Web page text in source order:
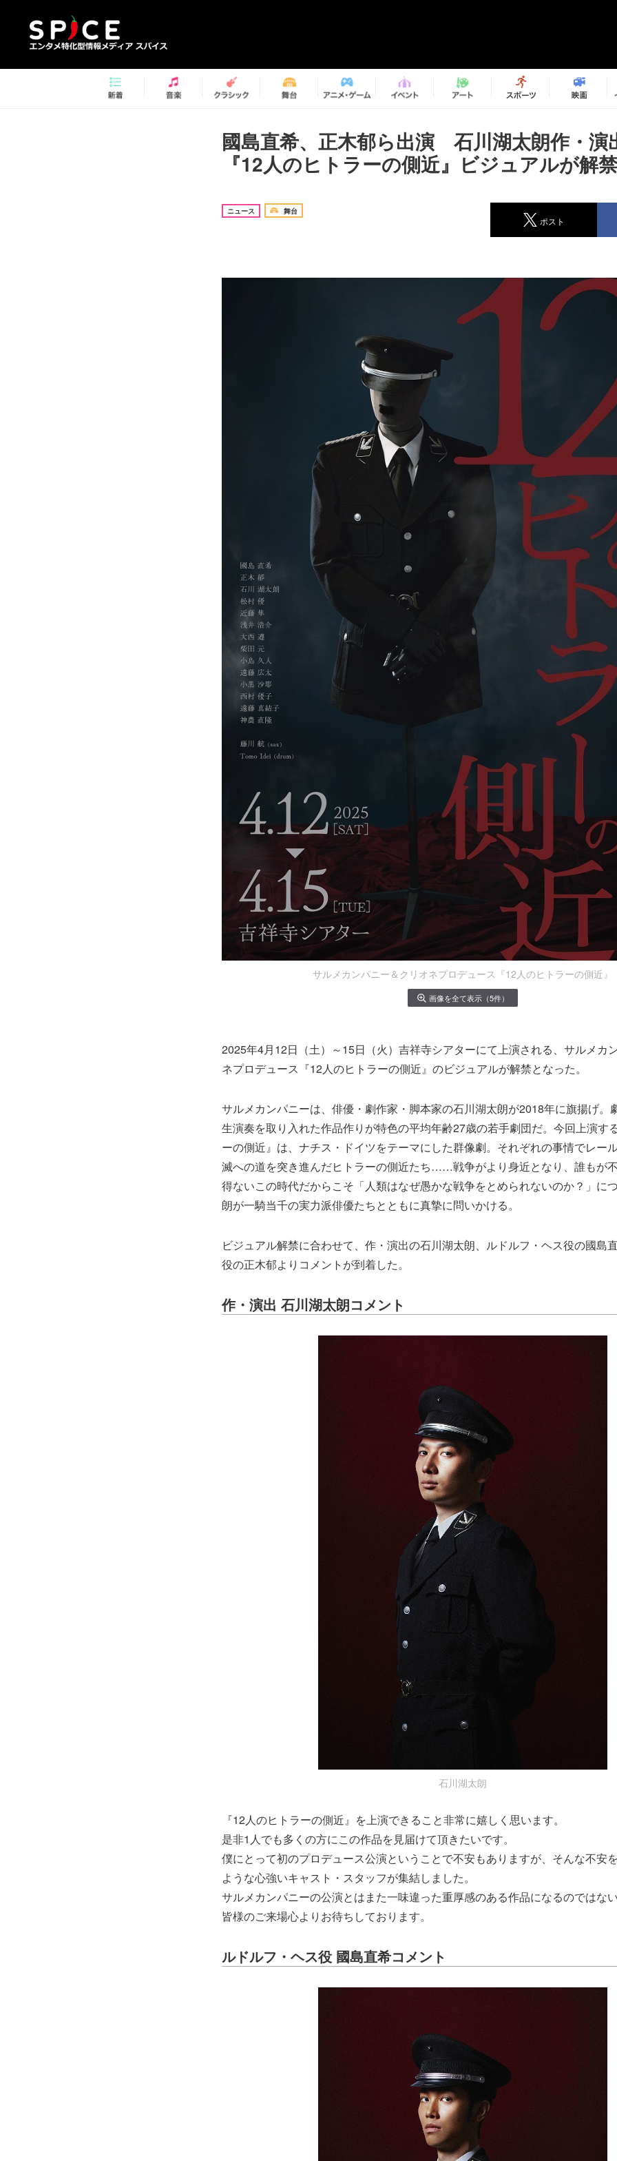
國島直希、正木郁ら出演 石川湖太朗作・演
『12人のヒトラーの側近』ビジュアルが解禁
ニュース 舞台
ポスト
サルメカンパニー＆クリオネプロデュース『12人のヒトラーの側近』
画像を全て表示（5件）
2025年4月12日（土）～15日（火）吉祥寺シアターにて上演される、サルメカ
ネプロデュース『12人のヒトラーの側近』のビジュアルが解禁となった。
サルメカンパニーは、俳優・劇作家・脚本家の石川湖太朗が2018年に旗揚げ。
生演奏を取り入れた作品作りが特色の平均年齢27歳の若手劇団だ。今回上演す
ーの側近』は、ナチス・ドイツをテーマにした群像劇。それぞれの事情でレー
滅への道を突き進んだヒトラーの側近たち……戦争がより身近となり、誰もが
得ないこの時代だからこそ「人類はなぜ愚かな戦争をとめられないのか？」に
朗が一騎当千の実力派俳優たちとともに真摯に問いかける。
ビジュアル解禁に合わせて、作・演出の石川湖太朗、ルドルフ・ヘス役の國島
役の正木郁よりコメントが到着した。
作・演出 石川湖太朗コメント
石川湖太朗
『12人のヒトラーの側近』を上演できること非常に嬉しく思います。
是非1人でも多くの方にこの作品を見届けて頂きたいです。
僕にとって初のプロデュース公演ということで不安もありますが、そんな不安
ような心強いキャスト・スタッフが集結しました。
サルメカンパニーの公演とはまた一味違った重厚感のある作品になるのではない
皆様のご来場心よりお待ちしております。
ルドルフ・ヘス役 國島直希コメント